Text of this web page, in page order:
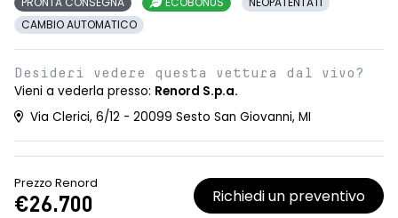
CAMBIO AUTOMATICO
Desideri vedere questa vettura dal vivo?
Vieni a vederla presso: Renord S.p.a.
Via Clerici, 6/12 - 20099 Sesto San Giovanni, MI
Prezzo Renord
€26.700 Richiedi un preventivo